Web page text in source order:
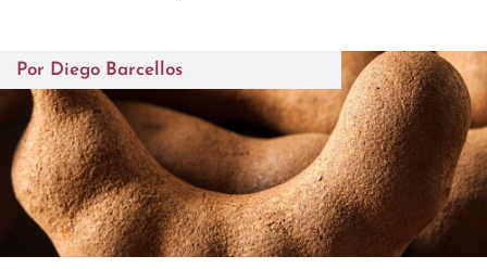
Por Diego Barcellos